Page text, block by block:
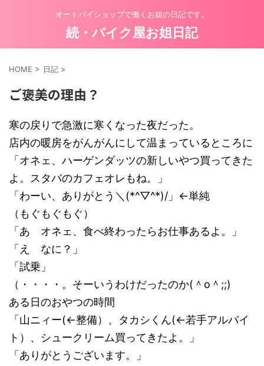
オートバイショップで働くお姐の日記です。
続・バイク屋お姐日記
HOME > 日記 >
ご褒美の理由？
寒の戻りで急激に寒くなった夜だった。
店内の暖房をがんがんにして温まっているところに
「オネェ、ハーゲンダッツの新しいやつ買ってきた
よ。スタバのカフェオレもね。」
「わーい、ありがとう＼(*^▽^*)/」←単純
（もぐもぐもぐ）
「あ オネェ、食べ終わったらお仕事あるよ。」
「え なに？」
「試乗」
（・・・・。そーいうわけだったのか(＾o＾;;)
ある日のおやつの時間
「山ニィー(←整備）、タカシくん(←若手アルバイ
ト）、シュークリーム買ってきたよ。」
「ありがとうございます。」